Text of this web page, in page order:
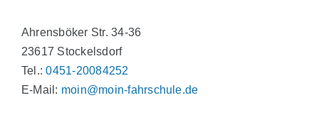
Ahrensböker Str. 34-36
23617 Stockelsdorf
Tel.:0451-20084252
E-Mail: moin@moin-fahrschule.de